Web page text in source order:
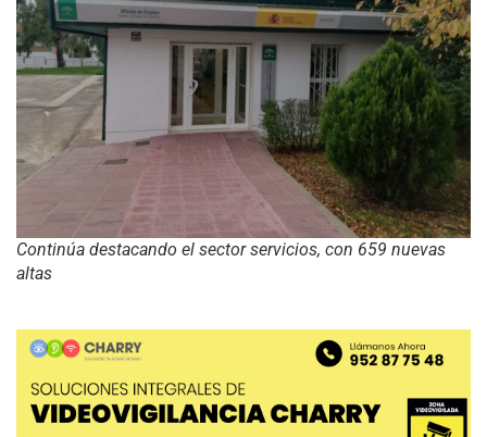
Continúa destacando el sector servicios, con 659 nuevas
altas